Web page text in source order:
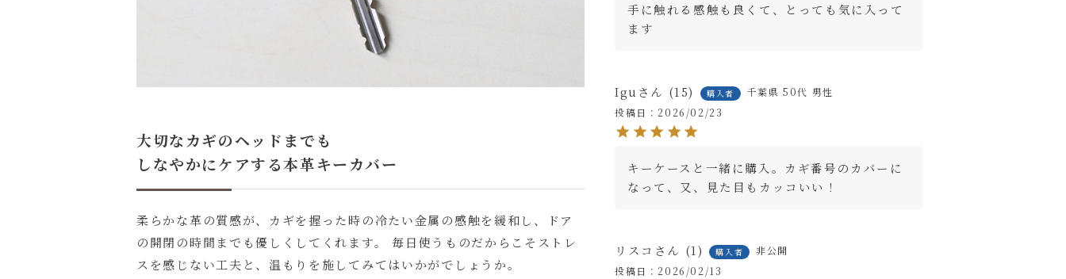
大切なカギのヘッドまでも
しなやかにケアする本革キーカバー
柔らかな革の質感が、カギを握った時の冷たい金属の感触を緩和し、ドア
の開閉の時間までも優しくしてくれます。 毎日使うものだからこそストレ
スを感じない工夫と、温もりを施してみてはいかがでしょうか。
手に触れる感触も良くて、とっても気に入って
ます
Igu 15 購入者 千葉県 50代 男性
投稿日
2026/02/23
キーケースと一緒に購入。カギ番号のカバーに
なって、又、見た目もカッコいい！
リスコ 1 購入者
非公開
投稿日
2026/02/13